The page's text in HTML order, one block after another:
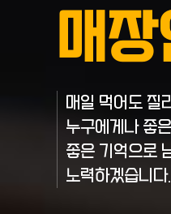
매
매일 먹어도 질
누구에게나 좋
좋은 기억으로
노력하겠습니다.